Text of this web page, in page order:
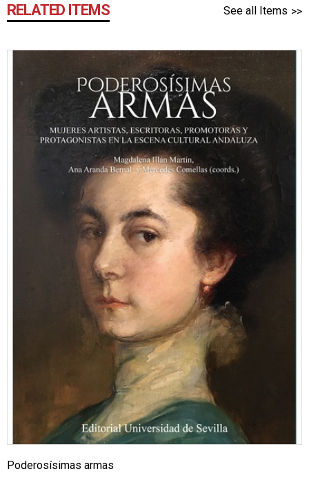
RELATED ITEMS See all Items
Poderosísimas armas